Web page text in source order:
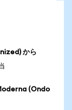
から
(Ondo